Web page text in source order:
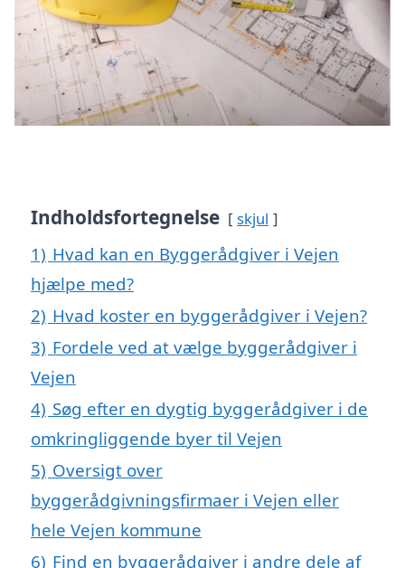
Indholdsfortegnelse skjul
1) Hvad kan en Byggerådgiver i Vejen
hjælpe med?
2) Hvad koster en byggerådgiver i Vejen?
3) Fordele ved at vælge byggerådgiver i
Vejen
4) Søg efter en dygtig byggerådgiver i de
omkringliggende byer til Vejen
5) Oversigt over
byggerådgivningsfirmaer i Vejen eller
hele Vejen kommune
6) Find en byggerådgiver i andre dele af